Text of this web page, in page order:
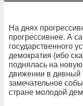
На днях
прогрессивнее. А
государственного
демократия (ибо
поднялась на
движении в дивный
замечательное
стране молодой